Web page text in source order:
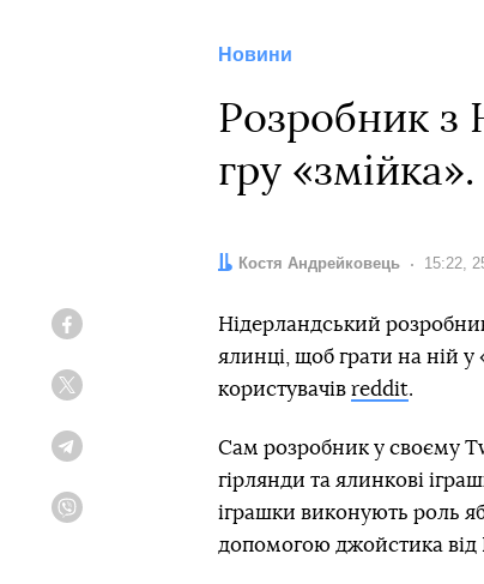
Новини
Розробник з
гру
Автор:
Костя Андрейковець Дата:
15:22,
Нідерландський
ялинці, щоб грати на ній
користувачів reddit.
Сам розробник у своєму
гірлянди та ялинкові
іграшки виконують роль
допомогою джойстика від